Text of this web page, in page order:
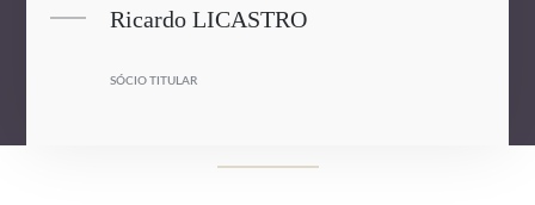
Ricardo LICASTRO
SÓCIO TITULAR